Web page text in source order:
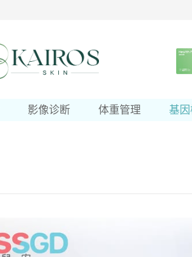
影像诊断 体重管理 基因